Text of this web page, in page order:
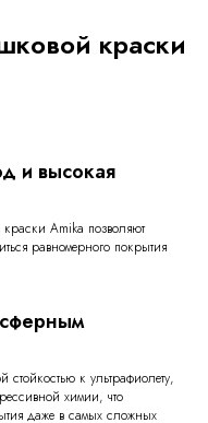
краски
и высокая
краски Amika позволяют
равномерного покрытия
к ультрафиолету,
химии, что
даже в самых сложных